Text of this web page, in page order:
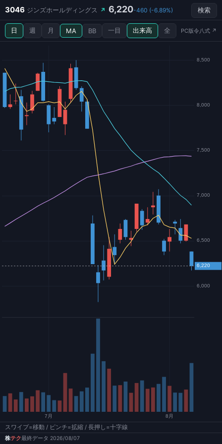
3046 ジンズホールディングス ↗ 6,220-460 (-6.89%) 検索
日 週 月 MA BB 一目 出来高 全 PC版令八式 ↗
スワイプ=移動 / ピンチ=拡縮 / 長押し=十字線
株テク最終データ 2026/08/07